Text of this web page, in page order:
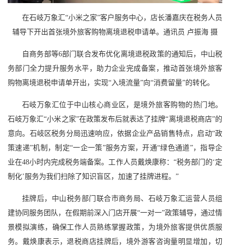
在石岐万象汇“小米之家”客户服务中心，店长潘嘉庆在税务人员
辅导下开出首张境外旅客购物离境退税申请单。通讯员 卢振海 摄
自商务部等6部门联合发布优化离境退税政策的通知后，中山税
务部门全力提升服务水平，助力企业完成备案，推动首张境外旅客
购物离境退税申请单开出，实现“入境流量”向“消费留量”的转化。
石岐万象汇位于中山核心商业区，是境外旅客购物的热门地。
石岐万象汇“小米之家”在政策发布后就表达了挂牌“离境退税商店”的
意向。石岐区税务分局迅速响应，依据企业产品销售特点，启动“政
策速递”机制，制定“一企一策”服务方案，开通“绿色通道”，指导企
业在48小时内完成税务端备案。工作人员戴焕康称：“税务部门的‘定
制化’服务为我们扫除了知识盲区，加速了挂牌进程。”
挂牌后，中山税务部门联合市商务局、石岐万象汇运营人员组
建协同服务团队，在假期前深入门店开展“一对一”政策辅导，通过情
景模拟演练，确保工作人员熟练掌握政策，为境外旅客提供优质服
务。戴焕康表示，退税商店挂牌后，境外游客咨询量明显增加，切